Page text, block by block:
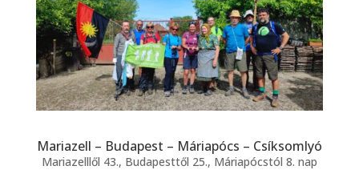
Mariazell – Budapest – Máriapócs – Csíksomlyó
Mariazelllől 43., Budapesttől 25., Máriapócstól 8. nap